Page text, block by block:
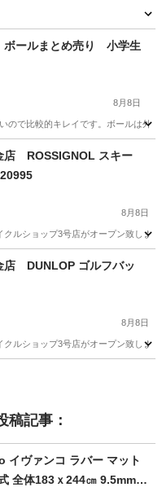
ス、トレーニング
ールまとめ売り 小学生
8月8日
ので比較的キレイです。ボールは
ボール
店 ROSSIGNOL スキー
8月8日
ルショップ3号店がオープン致し
キー板
店 DUNLOP ゴルフバッ
8月8日
ルショップ3号店がオープン致し
稿記事：
イヴァンコ ラバー マット
全体183ｘ244㎝ 9.5mm厚